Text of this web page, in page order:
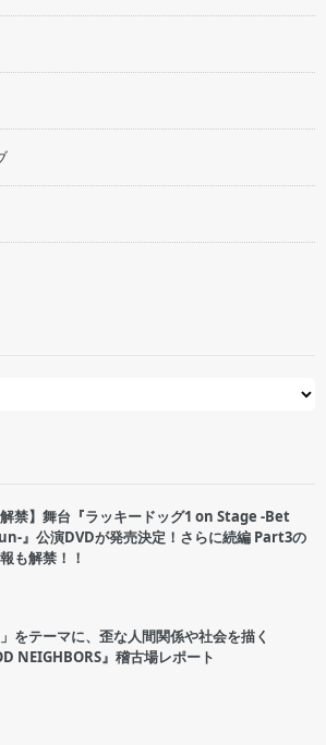
解禁】舞台『ラッキードッグ1 on Stage -Bet
』公演DVDが発売決定！さらに続編 Part3の
も解禁！！
」をテーマに、歪な人間関係や社会を描く
NEIGHBORS』稽古場レポート